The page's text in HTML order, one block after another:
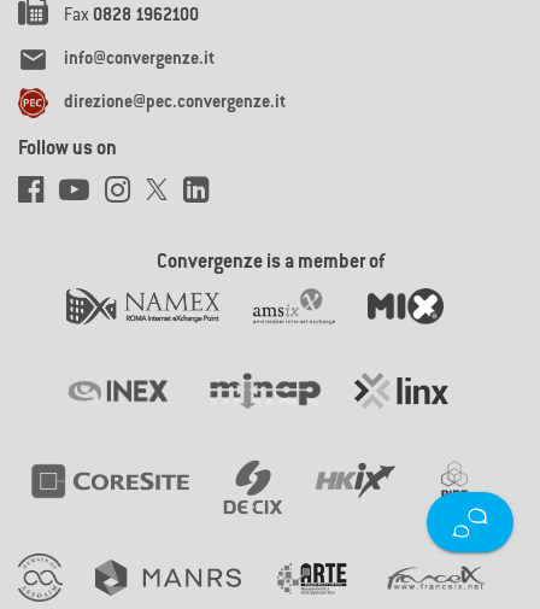
Fax 0828 1962100
 info@convergenze.it
direzione@pec.convergenze.it
Follow us on
Convergenze is a member of